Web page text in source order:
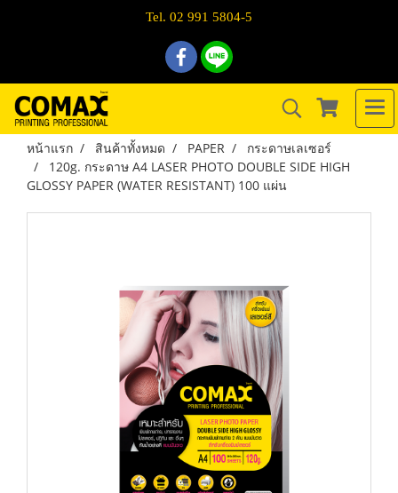
Tel. 02 991 5804-5
หน้าแรก สินค้าทั้งหมด PAPER
กระดาษเลเซอร์
120g. กระดาษ A4 LASER PHOTO DOUBLE SIDE HIGH
GLOSSY PAPER (WATER RESISTANT) 100 แผ่น